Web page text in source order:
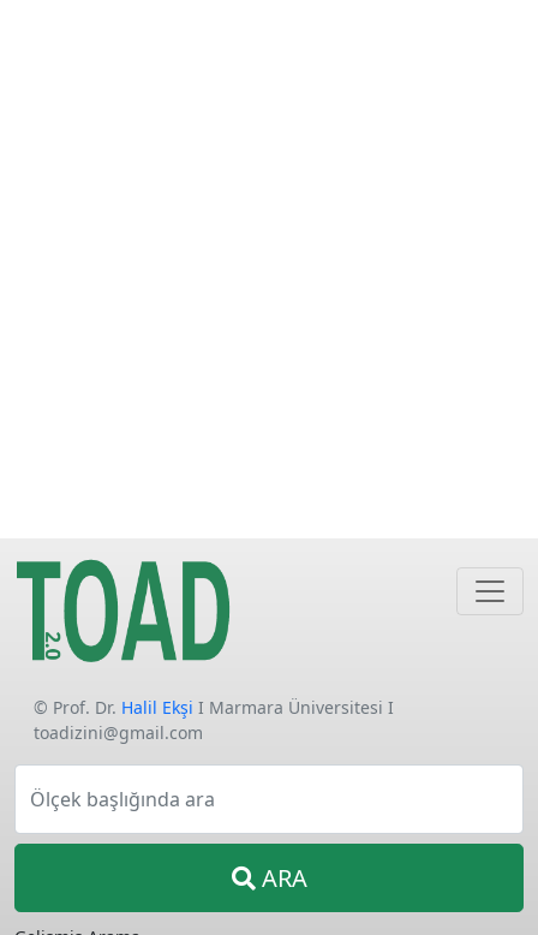
© Prof. Dr. Halil Ekşi I Marmara Üniversitesi I
toadizini@gmail.com
Ölçek başlığında ara
ARA